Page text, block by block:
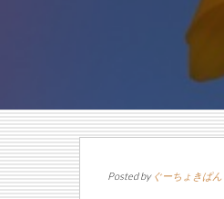
Posted by ぐーちょきぱん